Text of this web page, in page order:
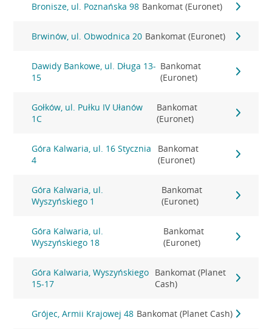
Bronisze, ul. Poznańska 98 Bankomat (Euronet)
Brwinów, ul. Obwodnica 20 Bankomat (Euronet)
Dawidy Bankowe, ul. Długa 13-
15
Bankomat
(Euronet)
Gołków, ul. Pułku IV Ułanów
1C
Bankomat
(Euronet)
Góra Kalwaria, ul. 16 Stycznia
4
Bankomat
(Euronet)
Góra Kalwaria, ul.
Wyszyńskiego 1
Bankomat
(Euronet)
Góra Kalwaria, ul.
Wyszyńskiego 18
Bankomat
(Euronet)
Góra Kalwaria, Wyszyńskiego
15-17
Bankomat (Planet
Cash)
Grójec, Armii Krajowej 48 Bankomat (Planet Cash)